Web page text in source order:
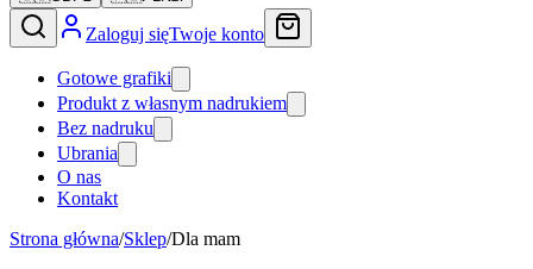
Zaloguj sięTwoje konto
Gotowe grafiki
Produkt z własnym nadrukiem
Bez nadruku
Ubrania
O nas
Kontakt
Strona główna/Sklep/Dla mam